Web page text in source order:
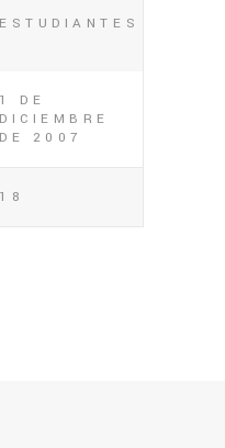
ESTUDIANTES
1 DE
DICIEMBRE
DE 2007
18